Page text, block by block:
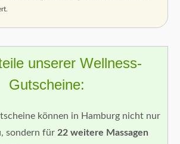
unserer Wellness-
Gutscheine:
können in Hamburg nicht nur
sondern für 22 weitere Massagen